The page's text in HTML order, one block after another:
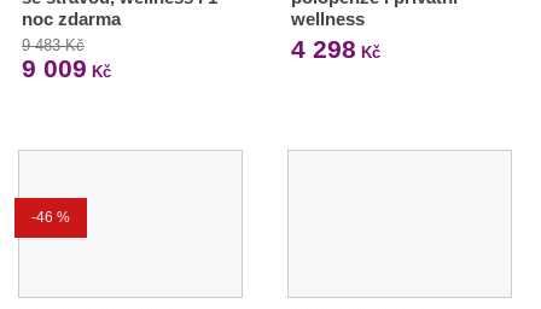
noc zdarma
9 483 Kč
9 009 Kč
wellness
4 298 Kč
-46 %